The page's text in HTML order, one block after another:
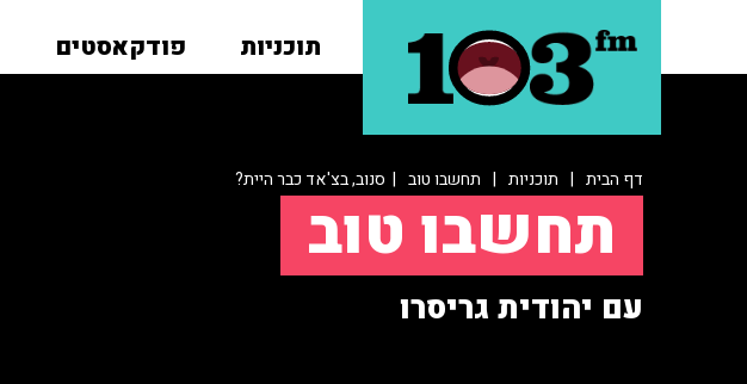
תוכניות פודקאסטים
דף הבית | תוכניות | תחשבו טוב | סנוב, בצ'אד כבר היית?
תחשבו טוב
עם יהודית גריסרו